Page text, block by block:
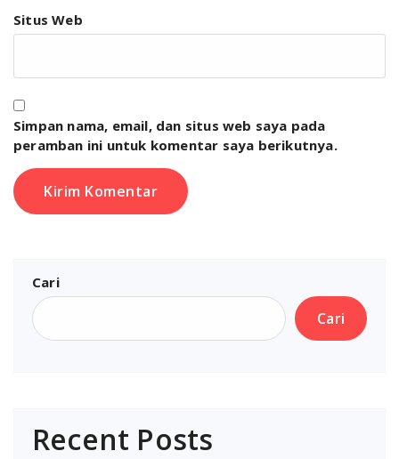
Situs Web
Simpan nama, email, dan situs web saya pada
peramban ini untuk komentar saya berikutnya.
Cari
Cari
Recent Posts